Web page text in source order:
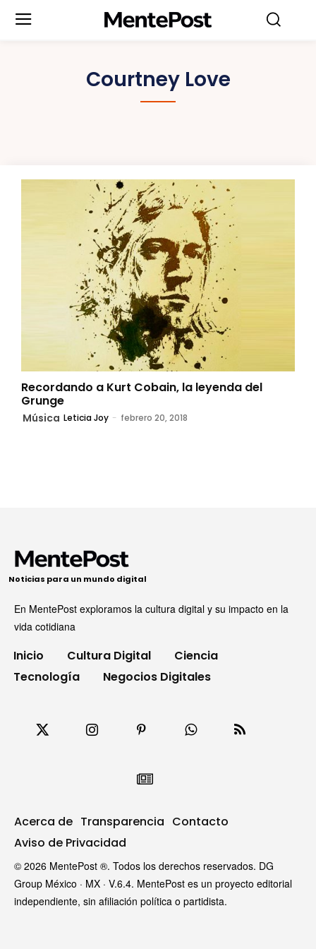
Courtney Love
Recordando a Kurt Cobain, la leyenda del
Grunge
Música Leticia Joy - febrero 20, 2018
Noticias para un mundo digital
En MentePost exploramos la cultura digital y su impacto en la
vida cotidiana
Inicio Cultura Digital
Ciencia
Tecnología
Negocios Digitales
Acerca de Transparencia Contacto
Aviso de Privacidad
© 2026 MentePost ®. Todos los derechos reservados. DG
Group México · MX · V.6.4. MentePost es un proyecto editorial
independiente, sin afiliación política o partidista.